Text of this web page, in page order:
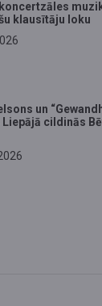
klausītāju loku
un
cildinās